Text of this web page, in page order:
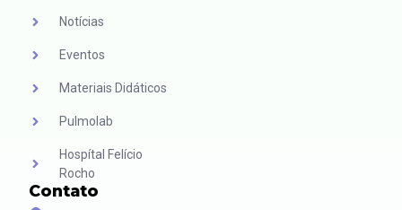
Notícias
Eventos
Materiais Didáticos
Pulmolab
Hospítal Felício
Rocho
Contato